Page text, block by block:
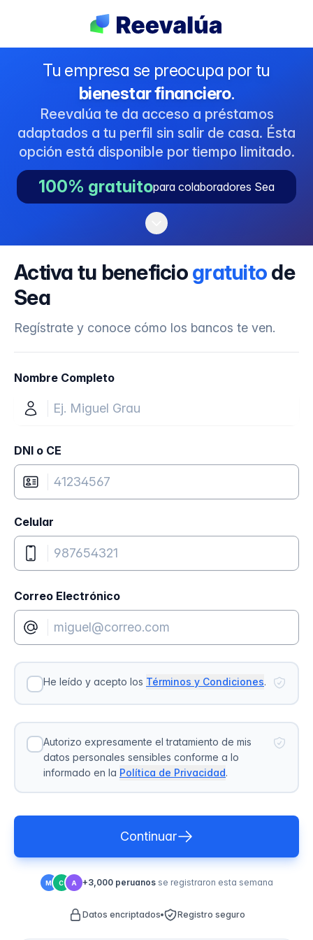
Tu empresa se preocupa por tu
bienestar financiero.
Reevalúa te da acceso a préstamos
adaptados a tu perfil sin salir de casa. Ésta
opción está disponible por tiempo limitado.
100% gratuitopara colaboradores Sea
Activa tu beneficiogratuitode
Sea
Regístrate y conoce cómo los bancos te ven.
Nombre Completo
DNI o CE
Celular
Correo Electrónico
He leído y acepto los Términos y Condiciones.
Autorizo expresamente el tratamiento de mis
datos personales sensibles conforme a lo
informado en la Política de Privacidad.
Continuar
M C A +3,000 peruanosse registraron esta semana
Datos encriptados Registro seguro